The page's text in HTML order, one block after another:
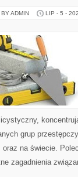
ADMIN LIP - 5 -
grup
oraz na świecie.
zagadnienia